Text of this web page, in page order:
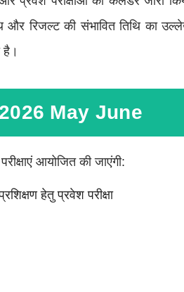
और रिजल्ट की संभावित तिथि का
है।
May June
आयोजित की जाएंगी:
हेतु प्रवेश परीक्षा